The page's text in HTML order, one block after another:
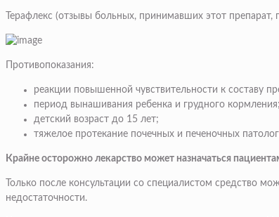
Терафлекс (отзывы больных, принимавших этот
Противопоказания:
реакции повышенной чувствительности к составу
период вынашивания ребенка и грудного кормления;
детский возраст до 15 лет;
тяжелое протекание почечных и печеночных
Крайне осторожно лекарство может назначаться
Только после консультации со специалистом средство
недостаточности.